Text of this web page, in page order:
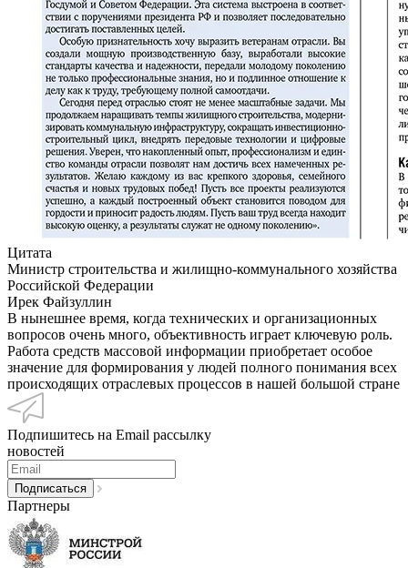
Цитата
Министр строительства и жилищно-коммунального хозяйства
Российской Федерации
Ирек Файзуллин
В нынешнее время, когда технических и организационных
вопросов очень много, объективность играет ключевую роль.
Работа средств массовой информации приобретает особое
значение для формирования у людей полного понимания всех
происходящих отраслевых процессов в нашей большой стране
Подпишитесь на Email рассылку
новостей
Партнеры